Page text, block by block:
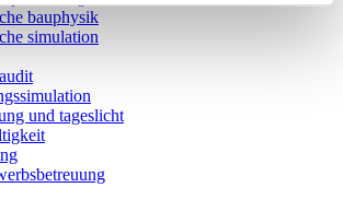
bauphysik
simulation
und tageslicht